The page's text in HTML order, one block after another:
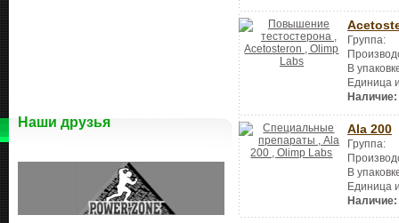
Наши друзья
Группа:
В
Единица
Наличие:
Ala 200
Группа:
В
Единица
Наличие: